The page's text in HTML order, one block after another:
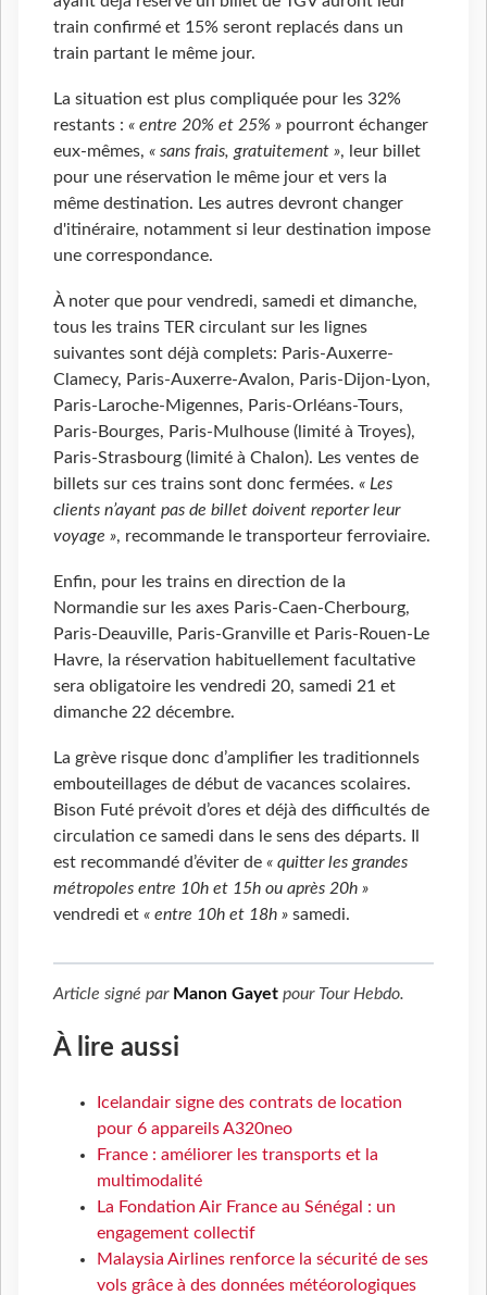
train confirmé et 15% seront replacés dans un
train partant le même jour.
La situation est plus compliquée pour les 32%
restants : « entre 20% et 25% » pourront échanger
eux-mêmes, « sans frais, gratuitement », leur billet
pour une réservation le même jour et vers la
même destination. Les autres devront changer
d'itinéraire, notamment si leur destination impose
une correspondance.
À noter que pour vendredi, samedi et dimanche,
tous les trains TER circulant sur les lignes
suivantes sont déjà complets: Paris-Auxerre-
Clamecy, Paris-Auxerre-Avalon, Paris-Dijon-Lyon,
Paris-Laroche-Migennes, Paris-Orléans-Tours,
Paris-Bourges, Paris-Mulhouse (limité à Troyes),
Paris-Strasbourg (limité à Chalon). Les ventes de
billets sur ces trains sont donc fermées. « Les
clients n’ayant pas de billet doivent reporter leur
voyage », recommande le transporteur ferroviaire.
Enfin, pour les trains en direction de la
Normandie sur les axes Paris-Caen-Cherbourg,
Paris-Deauville, Paris-Granville et Paris-Rouen-Le
Havre, la réservation habituellement facultative
sera obligatoire les vendredi 20, samedi 21 et
dimanche 22 décembre.
La grève risque donc d’amplifier les traditionnels
embouteillages de début de vacances scolaires.
Bison Futé prévoit d’ores et déjà des difficultés de
circulation ce samedi dans le sens des départs. Il
est recommandé d’éviter de « quitter les grandes
métropoles entre 10h et 15h ou après 20h »
vendredi et « entre 10h et 18h » samedi.
Article signé par Manon Gayet pour Tour Hebdo.
À lire aussi
Icelandair signe des contrats de location
pour 6 appareils A320neo
France : améliorer les transports et la
multimodalité
La Fondation Air France au Sénégal : un
engagement collectif
Malaysia Airlines renforce la sécurité de ses
vols grâce à des données météorologiques